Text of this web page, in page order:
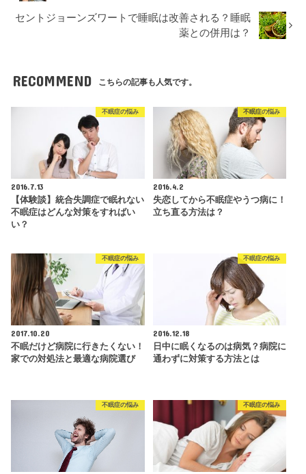
セントジョーンズワートで睡眠は改善される？睡眠
薬との併用は？
RECOMMEND こちらの記事も人気です。
不眠症の悩み
2016.7.13
【体験談】統合失調症で眠れない
不眠症はどんな対策をすればい
い？
不眠症の悩み
2016.4.2
失恋してから不眠症やうつ病に！
立ち直る方法は？
不眠症の悩み
2017.10.20
不眠だけど病院に行きたくない！
家での対処法と最適な病院選び
不眠症の悩み
2016.12.18
日中に眠くなるのは病気？病院に
通わずに対策する方法とは
不眠症の悩み 不眠症の悩み